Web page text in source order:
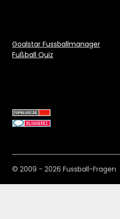
Goalstar Fussballmanager
Fußball Quiz
© 2009 - 2026 Fussball-Fragen